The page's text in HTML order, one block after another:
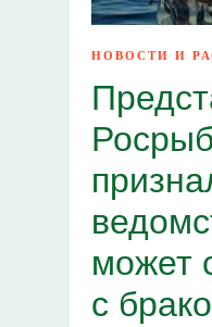
НОВОСТИ И
может
с